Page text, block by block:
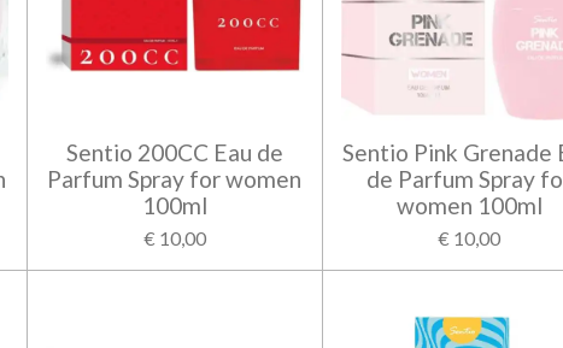
Sentio 200CC Eau de
Parfum Spray for women
100ml
€ 10,00
Sentio Pink Grenade
de Parfum Spray
women 100ml
€ 10,00